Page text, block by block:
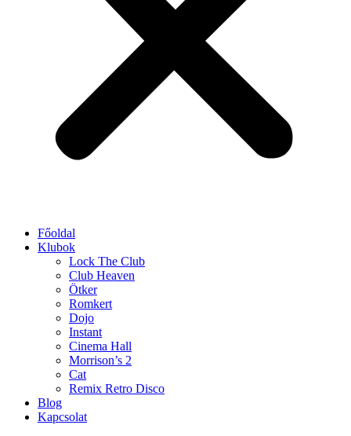
Főoldal
Klubok
Lock The Club
Club Heaven
Ötker
Romkert
Dojo
Instant
Cinema Hall
Morrison’s 2
Cat
Remix Retro Disco
Blog
Kapcsolat